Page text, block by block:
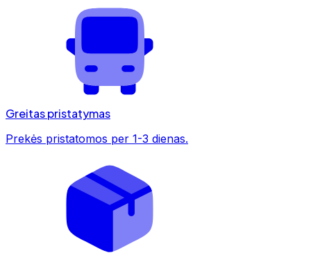
Greitas pristatymas
Prekės pristatomos per 1-3 dienas.